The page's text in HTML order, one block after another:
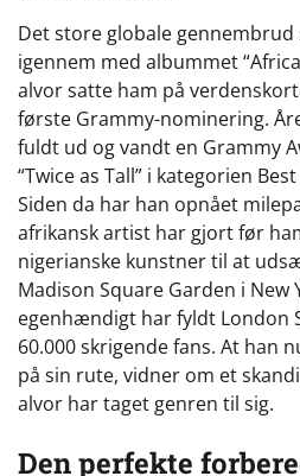
Det store globale
igennem med albummet
alvor satte ham på
første Grammy-nominering.
fuldt ud og vandt en Grammy
“Twice as Tall” i kategorien
Siden da har han opnået
afrikansk artist har gjort før
nigerianske kunstner til at
Madison Square Garden i New
egenhændigt har fyldt London
60.000 skrigende fans. At han
på sin rute, vidner om et
alvor har taget genren til sig.
Den perfekte